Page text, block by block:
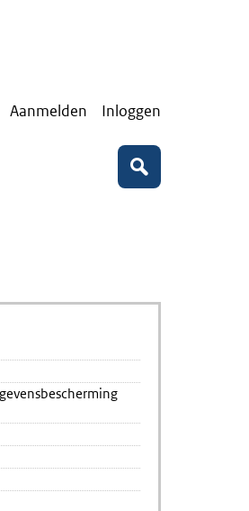
Aanmelden Inloggen
Zoeken